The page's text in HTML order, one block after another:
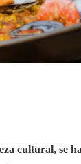
cultural, se